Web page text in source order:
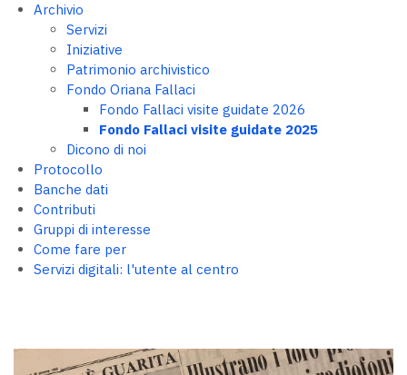
Archivio
Servizi
Iniziative
Patrimonio archivistico
Fondo Oriana Fallaci
Fondo Fallaci visite guidate 2026
Fondo Fallaci visite guidate 2025
Dicono di noi
Protocollo
Banche dati
Contributi
Gruppi di interesse
Come fare per
Servizi digitali: l'utente al centro